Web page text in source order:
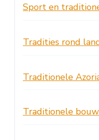
Sport en
Tradities rond
Traditionele
Traditionele